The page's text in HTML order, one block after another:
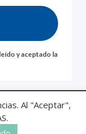
y aceptado la
previa al
Al "Aceptar",